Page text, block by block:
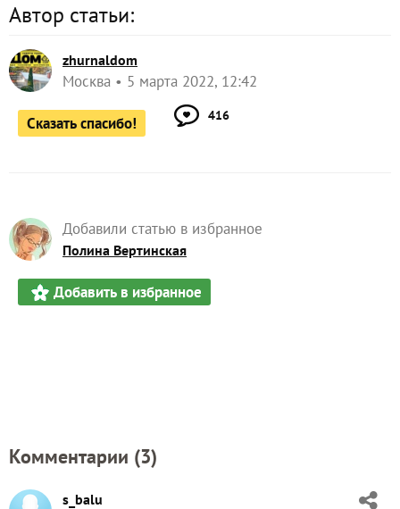
Автор статьи:
zhurnaldom
Москва 5 марта 2022, 12:42
Сказать спасибо! 416
Добавили статью в избранное
Полина Вертинская
Добавить в избранное
Комментарии (3)
s_balu